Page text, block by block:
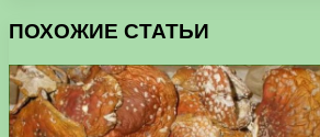
ПОХОЖИЕ СТАТЬИ